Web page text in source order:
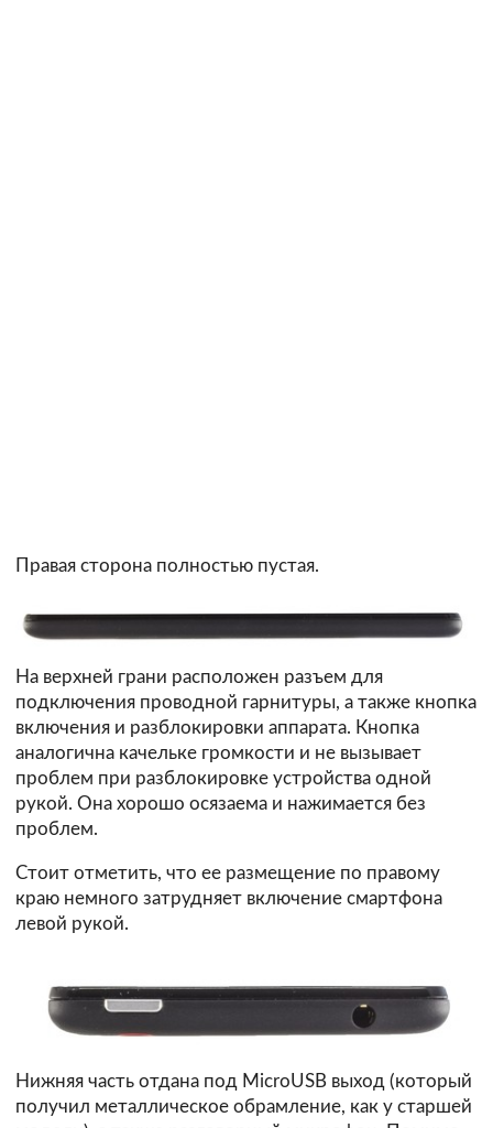
Правая сторона полностью пустая.
На верхней грани расположен разъем для
подключения проводной гарнитуры, а также кнопка
включения и разблокировки аппарата. Кнопка
аналогична качельке громкости и не вызывает
проблем при разблокировке устройства одной
рукой. Она хорошо осязаема и нажимается без
проблем.
Стоит отметить, что ее размещение по правому
краю немного затрудняет включение смартфона
левой рукой.
Нижняя часть отдана под MicroUSB выход (который
получил металлическое обрамление, как у старшей